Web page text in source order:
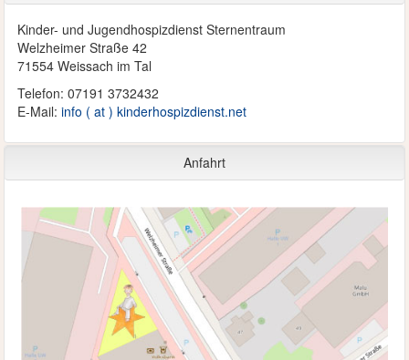
Kinder- und Jugendhospizdienst Sternentraum
Welzheimer Straße 42
71554 Weissach im Tal
Telefon: 07191 3732432
E-Mail: info ( at ) kinderhospizdienst.net
Anfahrt